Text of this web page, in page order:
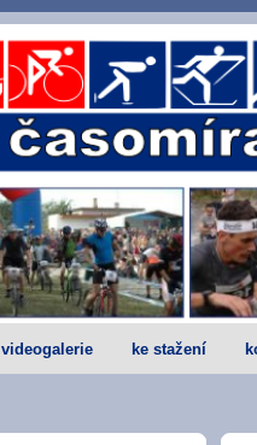
videogalerie ke stažení